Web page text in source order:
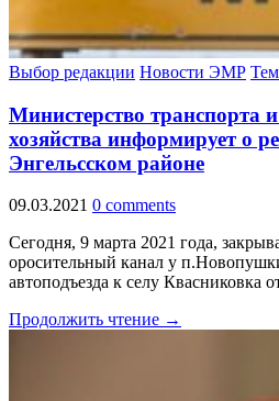
Выбор редакции Новости ЭМР
Министерство транспорта
хозяйства информирует о
Энгельсском районе
09.03.2021 0 comments
Сегодня, 9 марта 2021 года,
оросительный канал у
автоподъезда к селу Квасниковка
Продолжить чтение →